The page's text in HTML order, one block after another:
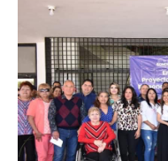
Transparencia
Boletines